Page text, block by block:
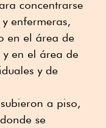
concentrarse
enfermeras,
en el área de
en el área de
y de
a piso,
se